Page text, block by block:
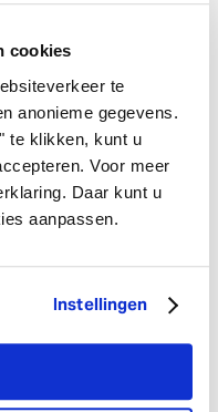
cookies
te
anonieme gegevens.
te klikken, kunt u
Voor meer
Daar kunt u
aanpassen.
Instellingen
Silk paperin
specialer te maken.
crispykun je hier ook
bijvoorbeeld lekkere
Deze zakjes
Bunny bag
het weer) en maak er
geïnteresseerd in de
Instagram,Pinterest